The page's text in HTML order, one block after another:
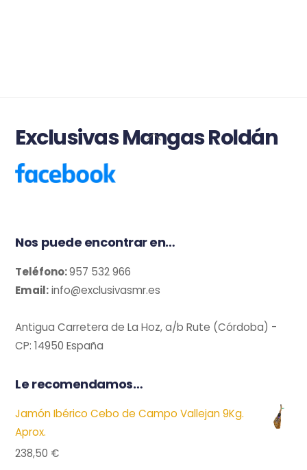
Back
Exclusivas Mangas Roldán
Nos puede encontrar en…
Teléfono:957 532 966
Email:info@exclusivasmr.es
Antigua Carretera de La Hoz, a/b Rute (Córdoba) -
CP: 14950 España
Le recomendamos…
Jamón Ibérico Cebo de Campo Vallejan 9Kg.
Aprox.
238,50 €